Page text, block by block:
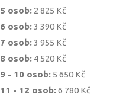
5 osob: 2 825 Kč
6 osob:3 390 Kč
7 osob:3 955 Kč
8 osob: 4 520 Kč
9 - 10 osob: 5 650 Kč
11 - 12 osob:6 780 Kč